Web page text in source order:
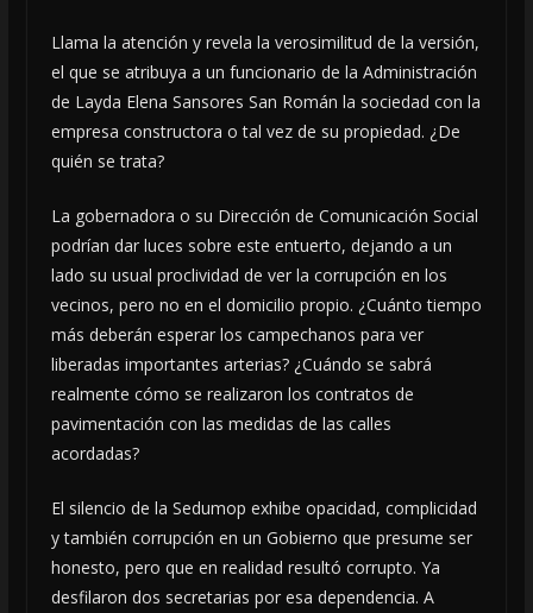
Llama la atención y revela la verosimilitud de la versión,
el que se atribuya a un funcionario de la Administración
de Layda Elena Sansores San Román la sociedad con la
empresa constructora o tal vez de su propiedad. ¿De
quién se trata?
La gobernadora o su Dirección de Comunicación Social
podrían dar luces sobre este entuerto, dejando a un
lado su usual proclividad de ver la corrupción en los
vecinos, pero no en el domicilio propio. ¿Cuánto tiempo
más deberán esperar los campechanos para ver
liberadas importantes arterias? ¿Cuándo se sabrá
realmente cómo se realizaron los contratos de
pavimentación con las medidas de las calles
acordadas?
El silencio de la Sedumop exhibe opacidad, complicidad
y también corrupción en un Gobierno que presume ser
honesto, pero que en realidad resultó corrupto. Ya
desfilaron dos secretarias por esa dependencia. A